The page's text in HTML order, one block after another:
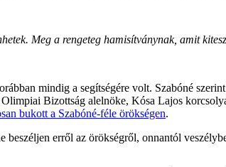
Meg a rengeteg hamisítványnak, amit
mindig a segítségére volt. Szabóné
Bizottság alelnöke, Kósa Lajos
bukott a Szabóné-féle örökségen.
erről az örökségről, onnantól